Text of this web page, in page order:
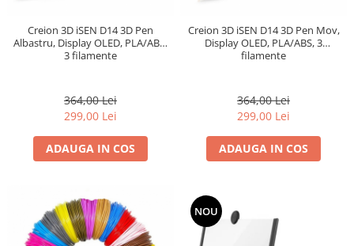
Creion 3D iSEN D14 3D Pen
Albastru, Display OLED, PLA/ABS,
3 filamente
364,00 Lei
299,00 Lei
ADAUGA IN COS
Creion 3D iSEN D14 3D Pen Mov,
Display OLED, PLA/ABS, 3
filamente
364,00 Lei
299,00 Lei
ADAUGA IN COS
NOU